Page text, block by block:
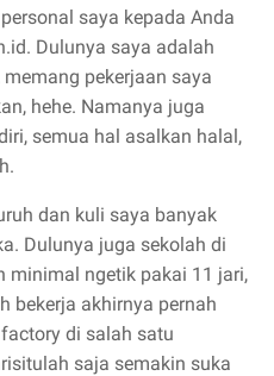
saya kepada Anda
Dulunya saya adalah
pekerjaan saya
hehe. Namanya juga
semua hal asalkan halal,
dan kuli saya banyak
Dulunya juga sekolah di
minimal ngetik pakai 11 jari,
bekerja akhirnya pernah
di salah satu
saja semakin suka